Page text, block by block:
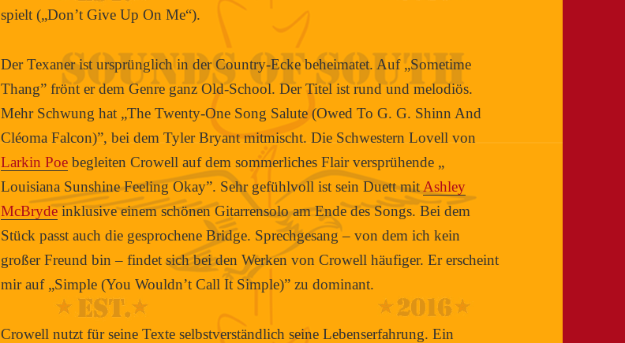
spielt („Don’t Give Up On Me“).
Der Texaner ist ursprünglich in der Country-Ecke beheimatet. Auf „Sometime
Thang” frönt er dem Genre ganz Old-School. Der Titel ist rund und melodiös.
Mehr Schwung hat „The Twenty-One Song Salute (Owed To G. G. Shinn And
Cléoma Falcon)”, bei dem Tyler Bryant mitmischt. Die Schwestern Lovell von
Larkin Poe begleiten Crowell auf dem sommerliches Flair versprühende „
Louisiana Sunshine Feeling Okay”. Sehr gefühlvoll ist sein Duett mitAshley
McBrydeinklusive einem schönen Gitarrensolo am Ende des Songs. Bei dem
Stück passt auch die gesprochene Bridge. Sprechgesang – von dem ich kein
großer Freund bin – findet sich bei den Werken von Crowell häufiger. Er erscheint
mir auf „Simple (You Wouldn’t Call It Simple)” zu dominant.
Crowell nutzt für seine Texte selbstverständlich seine Lebenserfahrung. Ein